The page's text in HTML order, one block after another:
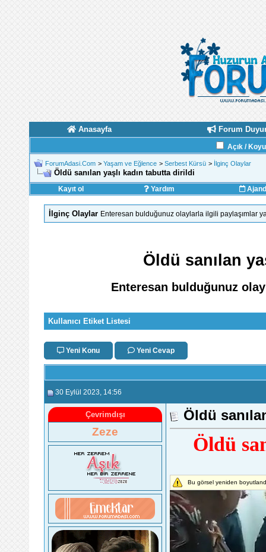
Anasayfa Forum
Açık /
ForumAdasi.Com > Yaşam ve Eğlence > Serbest Kürsü > İlginç Olaylar
Öldü sanılan yaşlı kadın tabutta dirildi
Kayıt ol Yardım
İlginç Olaylar Enteresan bulduğunuz olaylarla ilgili paylaşımlar
Öldü sanılan
Enteresan bulduğunuz
Kullanıcı Etiket Listesi
Yeni Konu Yeni Cevap
30 Eylül 2023 , 14:56
Çevrimdışı
Zeze
Öldü
Öldü
Bu görsel yeniden